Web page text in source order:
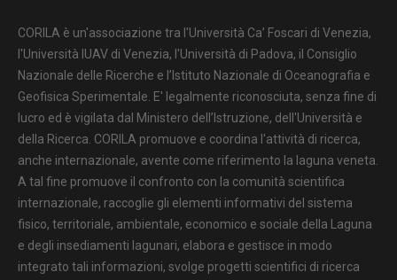
CORILA è un'associazione tra l'Università Ca’ Foscari di Venezia,
l'Università IUAV di Venezia, l'Università di Padova, il Consiglio
Nazionale delle Ricerche e l’Istituto Nazionale di Oceanografia e
Geofisica Sperimentale. E' legalmente riconosciuta, senza fine di
lucro ed è vigilata dal Ministero dell’Istruzione, dell'Università e
della Ricerca. CORILA promuove e coordina l'attività di ricerca,
anche internazionale, avente come riferimento la laguna veneta.
A tal fine promuove il confronto con la comunità scientifica
internazionale, raccoglie gli elementi informativi del sistema
fisico, territoriale, ambientale, economico e sociale della Laguna
e degli insediamenti lagunari, elabora e gestisce in modo
integrato tali informazioni, svolge progetti scientifici di ricerca